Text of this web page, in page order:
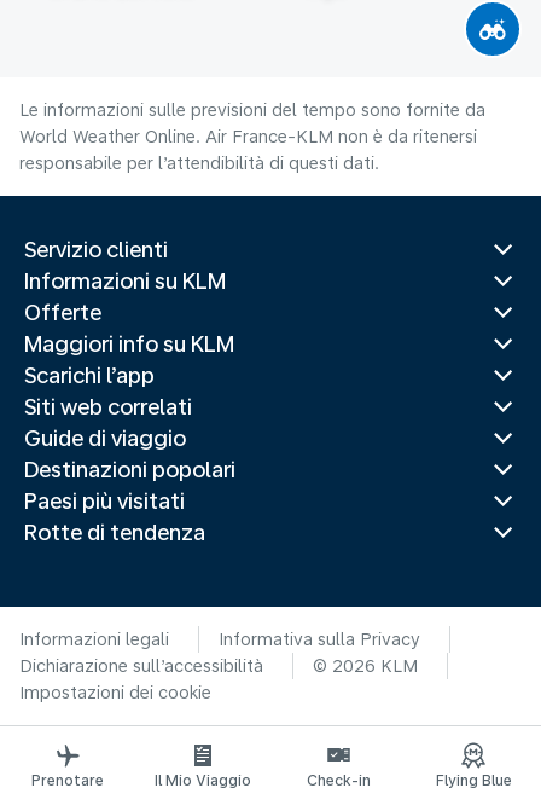
Le informazioni sulle previsioni del tempo sono fornite da
World Weather Online. Air France-KLM non è da ritenersi
responsabile per l’attendibilità di questi dati.
Servizio clienti
Informazioni su KLM
Offerte
Maggiori info su KLM
Scarichi l’app
Siti web correlati
Guide di viaggio
Destinazioni popolari
Paesi più visitati
Rotte di tendenza
Informazioni legali
Informativa sulla Privacy
Dichiarazione sull’accessibilità
© 2026 KLM
Impostazioni dei cookie
Prenotare Il Mio Viaggio Check-in Flying Blue